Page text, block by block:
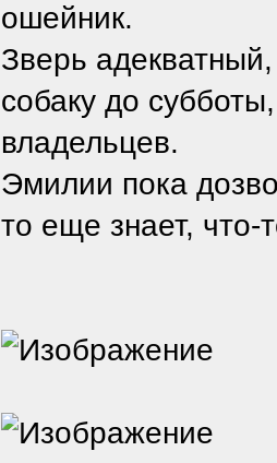
ошейник.
Зверь
собаку до
владельцев.
Эмилии пока
то еще знает, что-